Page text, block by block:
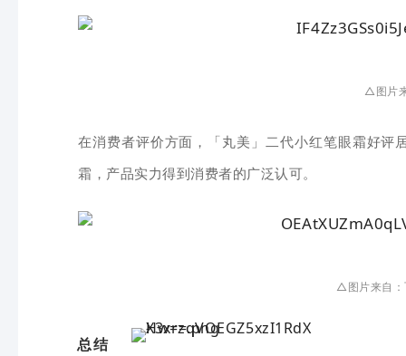
△图片
在消费者评价方面， 「丸美 」二代小红笔眼霜好评
霜，产品实力得到消费者的广泛认可。
△图片来自：
总结